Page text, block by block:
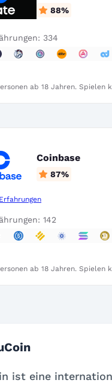
88%
334
ab 18 Jahren. Spielen
Coinbase
87%
142
ab 18 Jahren. Spielen
ist eine